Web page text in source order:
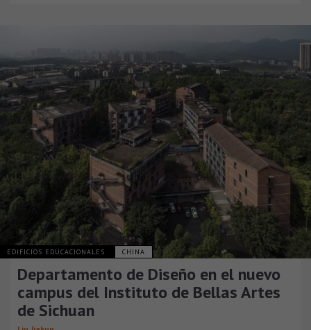
EDIFICIOS EDUCACIONALES CHINA
Departamento de Diseño en el nuevo
campus del Instituto de Bellas Artes
de Sichuan